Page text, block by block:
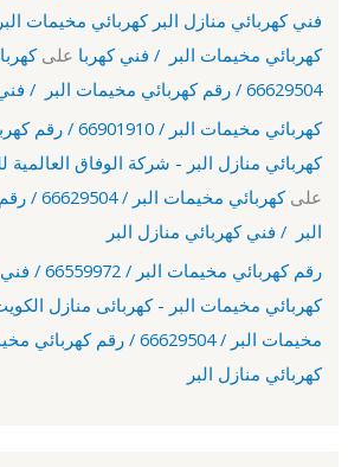
كهربائي مخيمات البر / فني كهربا على
66629504 / رقم كهربائي مخيمات البر / فني كهربائي منازل البر
كهربائي مخيمات
كهربائي منازل البر - شركة الوفاق العالمية
على
كهربائي
البر / فني كهربائي منازل البر
رقم
كهربائي مخيمات البر - كهربائى منازل
مخيمات البر / 66629504 / رقم
كهربائي منازل البر